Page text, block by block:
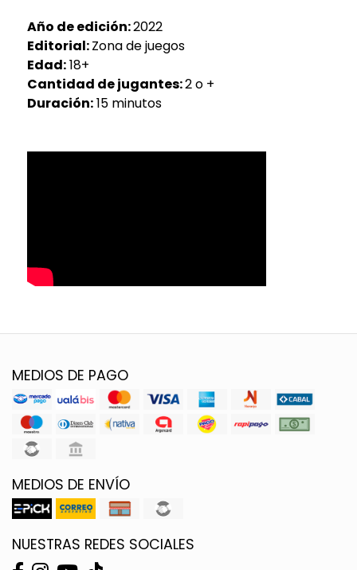
Año de edición:2022
Editorial:Zona de juegos
Edad:18+
Cantidad de jugantes:2 o +
Duración:15 minutos
MEDIOS DE PAGO
MEDIOS DE ENVÍO
NUESTRAS REDES SOCIALES